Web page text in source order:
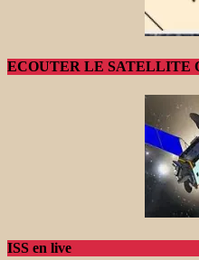
ECOUTER LE SATELLITE
ISS en live